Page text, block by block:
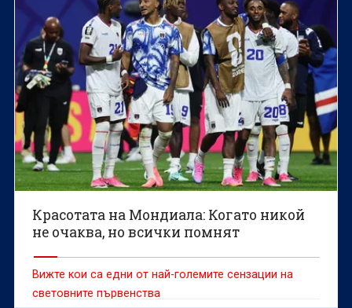
Красотата на Мондиала: Когато никой
не очаква, но всички помнят
Вижте кои са едни от най-големите сензации на
световните първенства